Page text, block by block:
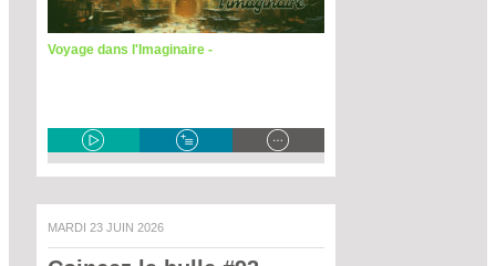
Voyage dans l'Imaginaire -
MARDI 23 JUIN 2026